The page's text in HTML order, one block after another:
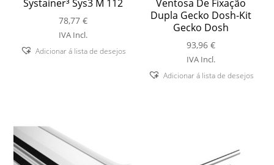
Systainer³ Sys3 M 112
78,77 €
IVA Incl.
Adicionar á lista de desejos
Ventosa De Fixação
Dupla Gecko Dosh-Kit
Gecko Dosh
93,96€
IVA Incl.
Adicionar á lista de desejos